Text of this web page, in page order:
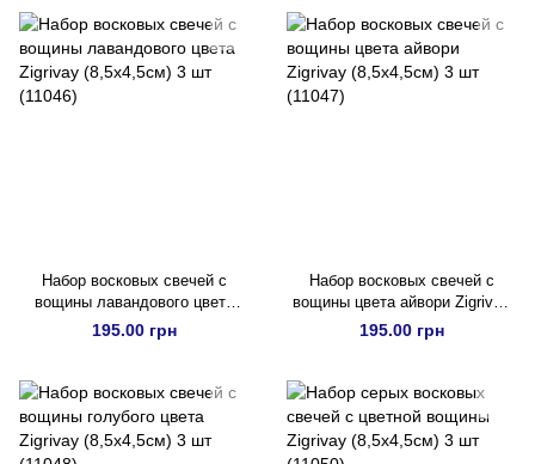
Набор восковых свечей с
вощины лавандового цвета
Zigrivay (8,5х4,5см) 3 шт
(11046)
195.00 грн
Набор восковых свечей с
вощины цвета айвори Zigrivay
(8,5х4,5см) 3 шт (11047)
195.00 грн